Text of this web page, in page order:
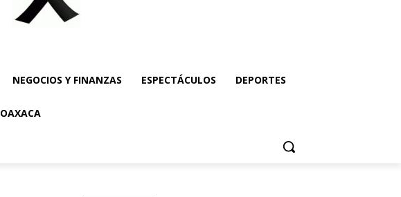
NEGOCIOS Y FINANZAS ESPECTÁCULOS DEPORTES
OAXACA